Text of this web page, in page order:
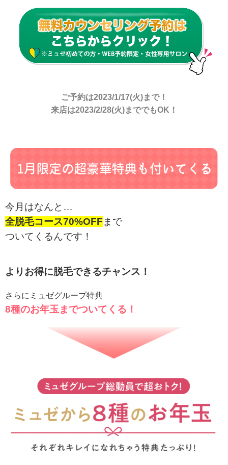
ご予約は2023/1/17(火)まで！
来店は2023/2/28(火)まででもOK！
今月はなんと…
全脱毛コース70%OFFまで
ついてくるんです！
よりお得に脱毛できるチャンス！
さらにミュゼグループ特典
8種のお年玉までついてくる！